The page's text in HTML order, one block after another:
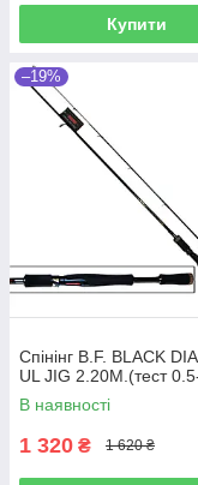
Купити
–19%
Спінінг B.F. BLACK
UL JIG 2.20M.(тест
В наявності
1 320 ₴ 1 620 ₴